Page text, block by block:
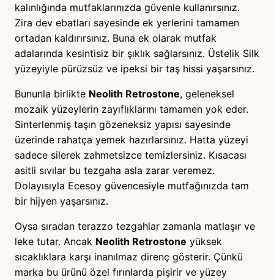
kalınlığında mutfaklarınızda güvenle kullanırsınız.
Zira dev ebatları sayesinde ek yerlerini tamamen
ortadan kaldırırsınız. Buna ek olarak mutfak
adalarında kesintisiz bir şıklık sağlarsınız. Üstelik Silk
yüzeyiyle pürüzsüz ve ipeksi bir taş hissi yaşarsınız.
Bununla birlikte Neolith Retrostone, geleneksel
mozaik yüzeylerin zayıflıklarını tamamen yok eder.
Sinterlenmiş taşın gözeneksiz yapısı sayesinde
üzerinde rahatça yemek hazırlarsınız. Hatta yüzeyi
sadece silerek zahmetsizce temizlersiniz. Kısacası
asitli sıvılar bu tezgaha asla zarar veremez.
Dolayısıyla Ecesoy güvencesiyle mutfağınızda tam
bir hijyen yaşarsınız.
Oysa sıradan terazzo tezgahlar zamanla matlaşır ve
leke tutar. Ancak Neolith Retrostone yüksek
sıcaklıklara karşı inanılmaz direnç gösterir. Çünkü
marka bu ürünü özel fırınlarda pişirir ve yüzey